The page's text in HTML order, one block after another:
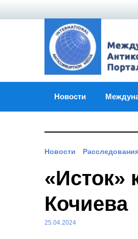
Новости
Новости
«Исток»
Кочиева
25.04.2024